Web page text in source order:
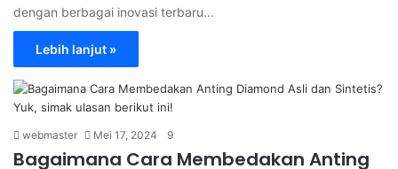
dengan berbagai inovasi terbaru…
Lebih lanjut »
webmaster Mei 17, 2024 9
Bagaimana Cara Membedakan Anting